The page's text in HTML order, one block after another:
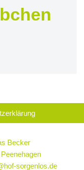
Becker
sorgenlos.de